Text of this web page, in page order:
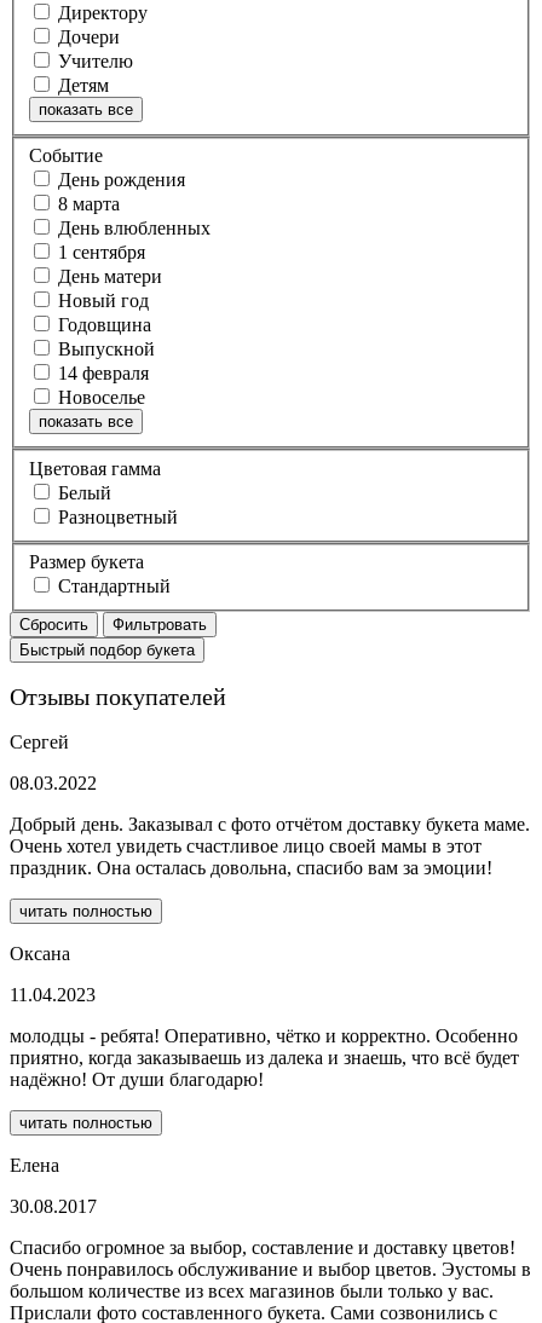
Директору
Дочери
Учителю
Детям
показать все
Событие
День рождения
8 марта
День влюбленных
1 сентября
День матери
Новый год
Годовщина
Выпускной
14 февраля
Новоселье
показать все
Цветовая гамма
Белый
Разноцветный
Размер букета
Стандартный
Сбросить
Фильтровать
Быстрый подбор букета
Отзывы покупателей
Сергей
08.03.2022
Добрый день. Заказывал с фото отчётом доставку букета маме.
Очень хотел увидеть счастливое лицо своей мамы в этот
праздник. Она осталась довольна, спасибо вам за эмоции!
читать полностью
Оксана
11.04.2023
молодцы - ребята! Оперативно, чётко и корректно. Особенно
приятно, когда заказываешь из далека и знаешь, что всё будет
надёжно! От души благодарю!
читать полностью
Елена
30.08.2017
Спасибо огромное за выбор, составление и доставку цветов!
Очень понравилось обслуживание и выбор цветов. Эустомы в
большом количестве из всех магазинов были только у вас.
Прислали фото составленного букета. Сами созвонились с